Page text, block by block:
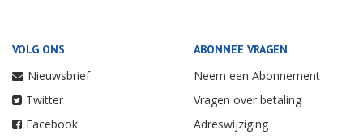
VOLG ONS
Nieuwsbrief
Twitter
Facebook
ABONNEE VRAGEN
Neem een Abonnement
Vragen over betaling
Adreswijziging